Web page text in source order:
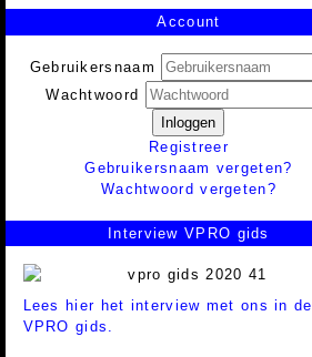
Account
Gebruikersnaam
Wachtwoord
Inloggen
Registreer
Gebruikersnaam vergeten?
Wachtwoord vergeten?
Interview VPRO gids
Lees hier het interview met ons in de
VPRO gids.